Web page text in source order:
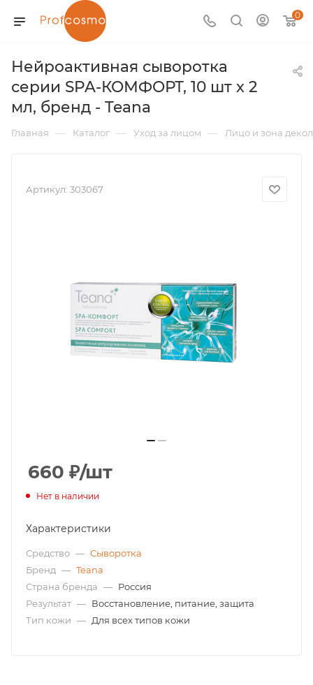
0
Нейроактивная сыворотка
серии SPA-КОМФОРТ, 10 шт х 2
мл, бренд - Teana
Главная — Каталог — Уход за лицом — Лицо и зона
Артикул: 303067
660 ₽/шт
Нет в наличии
Характеристики
Средство — Сыворотка
Бренд — Teana
Страна бренда — Россия
Результат — Восстановление, питание, защита
Тип кожи — Для всех типов кожи